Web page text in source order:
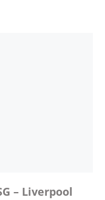
– Liverpool